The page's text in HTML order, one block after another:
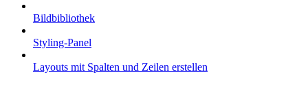
Bildbibliothek
Styling-Panel
Layouts mit Spalten und Zeilen erstellen